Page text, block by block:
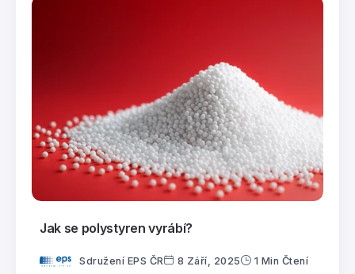
Jak se polystyren vyrábí?
Sdružení EPS ČR 8 Září, 2025 1 Min Čtení